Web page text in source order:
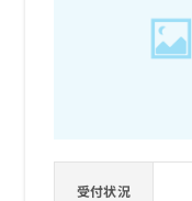
受付状況